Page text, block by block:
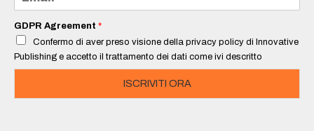
a
i
*
GDPR Agreement *
Confermo di aver preso visione della privacy policy di Innovative
Publishing e accetto il trattamento dei dati come ivi descritto
ISCRIVITI ORA